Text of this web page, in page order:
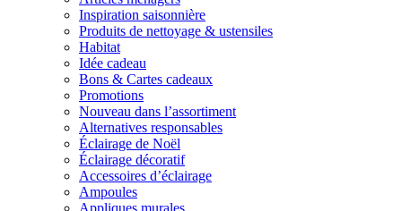
Inspiration saisonnière
Produits de nettoyage & ustensiles
Habitat
Idée cadeau
Bons & Cartes cadeaux
Promotions
Nouveau dans l’assortiment
Alternatives responsables
Éclairage de Noël
Éclairage décoratif
Accessoires d’éclairage
Ampoules
Appliques murales